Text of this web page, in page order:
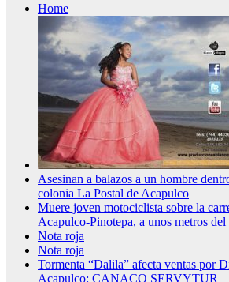
Home
Asesinan a balazos a un hombre
colonia La Postal de Acapulco
Muere joven motociclista sobre la
Acapulco-Pinotepa, a unos metros
Nota roja
Nota roja
Tormenta “Dalila” afecta ventas por
Acapulco; CANACO SERVYTUR